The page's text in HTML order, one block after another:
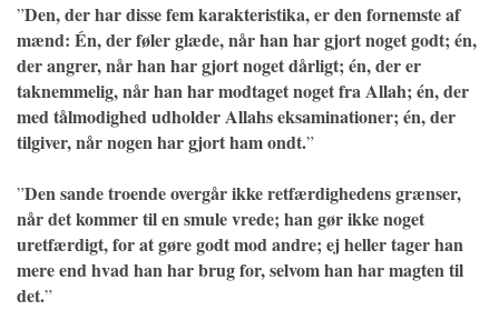
”Den, der har disse fem karakteristika, er den fornemste af
mænd: Én, der føler glæde, når han har gjort noget godt; én,
der angrer, når han har gjort noget dårligt; én, der er
taknemmelig, når han har modtaget noget fra Allah; én, der
med tålmodighed udholder Allahs eksaminationer; én, der
tilgiver, når nogen har gjort ham ondt.”
”Den sande troende overgår ikke retfærdighedens grænser,
når det kommer til en smule vrede; han gør ikke noget
uretfærdigt, for at gøre godt mod andre; ej heller tager han
mere end hvad han har brug for, selvom han har magten til
det.”